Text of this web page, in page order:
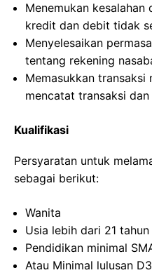
Menemukan
kredit dan debit tidak
Menyelesaikan
tentang rekening
Memasukkan
mencatat transaksi
Kualifikasi
Persyaratan untuk
sebagai berikut:
Wanita
Usia lebih dari 21 tahun
Pendidikan minimal
Atau Minimal lulusan